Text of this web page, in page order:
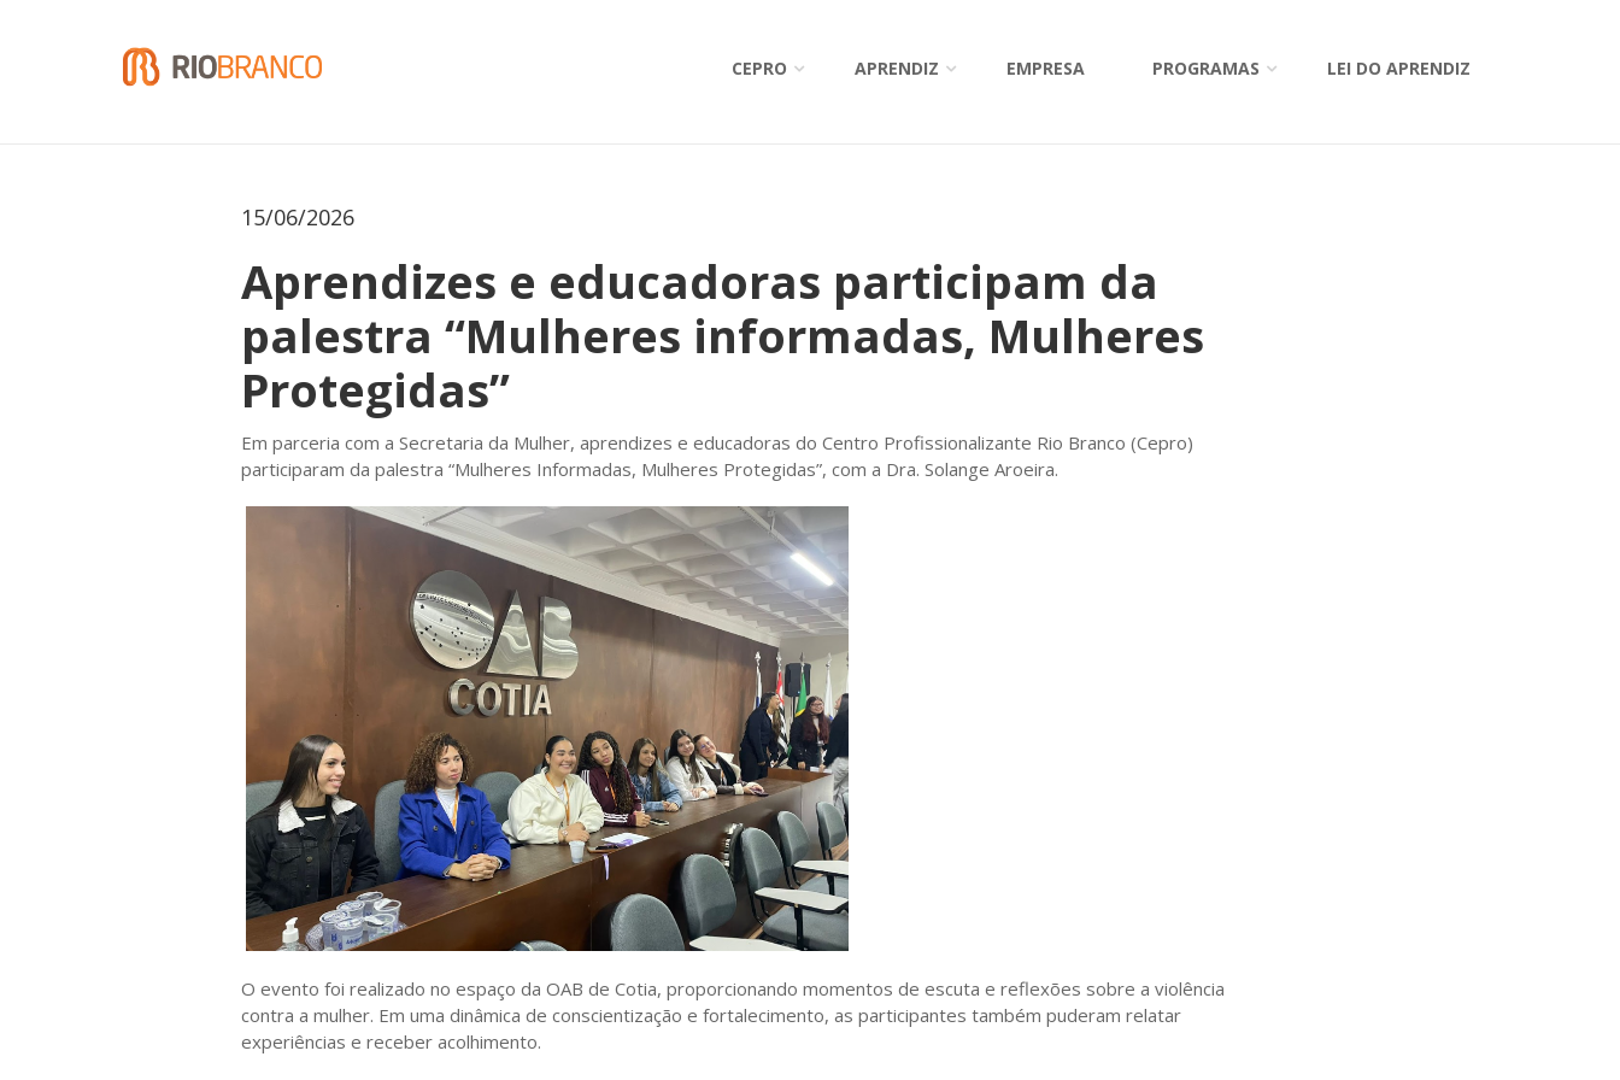
CEPRO APRENDIZ EMPRESA PROGRAMAS LEI DO APRENDIZ
15/06/2026
Aprendizes e educadoras participam da
palestra “Mulheres informadas, Mulheres
Protegidas”
Em parceria com a Secretaria da Mulher, aprendizes e educadoras do Centro Profissionalizante Rio Branco (Cepro)
participaram da palestra “Mulheres Informadas, Mulheres Protegidas”, com a Dra. Solange Aroeira.
O evento foi realizado no espaço da OAB de Cotia, proporcionando momentos de escuta e reflexões sobre a violência
contra a mulher. Em uma dinâmica de conscientização e fortalecimento, as participantes também puderam relatar
experiências e receber acolhimento.